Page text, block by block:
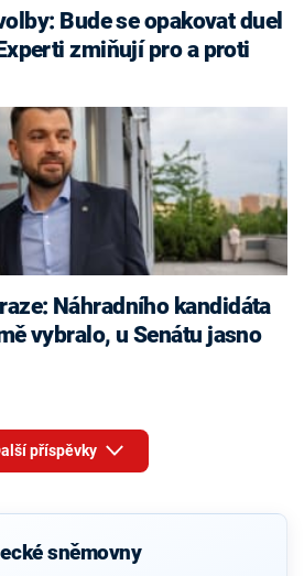
zmiňují pro a proti
Náhradního kandidáta
vybralo, u Senátu jasno
příspěvky
sněmovny